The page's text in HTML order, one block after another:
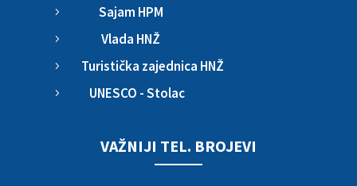
5 Sajam HPM
5 Vlada HNŽ
5 Turistička zajednica HNŽ
5 UNESCO - Stolac
VAŽNIJI TEL. BROJEVI